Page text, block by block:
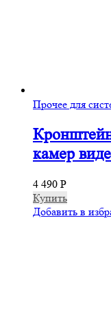
Прочее для
камер
4 490 Р
Купить
Добавить в